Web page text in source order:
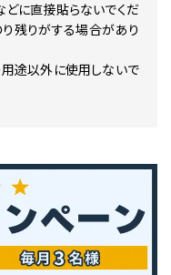
どに直接貼らないでくだ
残りがする場合があり
途以外に使用しないで